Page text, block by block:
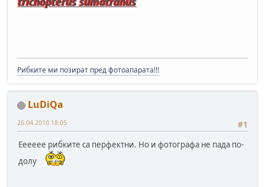
Рибките ми позират пред фотоапарата!!!
LuDiQa
#1
26.04.2010 18:05
Ееееее рибките са перфектни. Но и фотографа не пада по-
долу